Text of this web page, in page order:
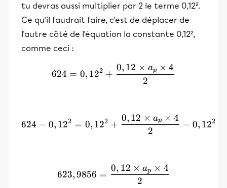
tu devras aussi multiplier par 2 le terme 0,12².
Ce qu'il faudrait faire, c'est de déplacer de
l'autre côté de l'équation la constante 0,12²,
comme ceci :
624 = 0,12² +
624 = 0, 122 +
2
0, 12 × ap × 4
624 - 0,12² = 0,12² +
624 − 0, 122 = 0, 122 +
2
0, 12 × ap × 4
− 0, 122
623,9856 =
623,9856 =
2
0, 12 × ap × 4